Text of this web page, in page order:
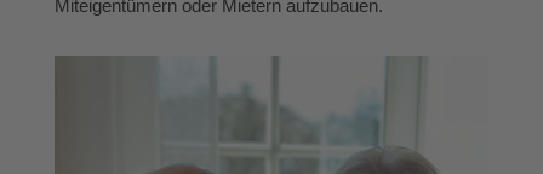
Miteigentümern oder Mietern aufzubauen.